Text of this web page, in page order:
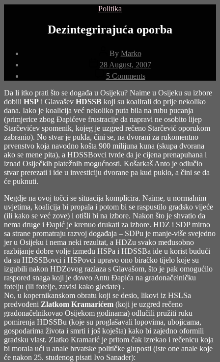
Categories
Politika
Dezintegrirajuća oporba
Post
author
By Marko
Post
date
28 August, 2007
5 Commentson
Dezintegrirajuća
oporba
Da li itko prati što se događa u Osijeku? Naime u Osijeku su izbore
dobili HSP i Glavašev HDSSB koji su koalirali do prije nekoliko
dana. Iako je koalicija već nekoliko puta bila na rubu pucanja
(primjerice zbog Đapićeve frustracije da napravi ne osobito lijep
Starčevićev spomenik, kojeg je uzgred rečeno Starčević oporukom
zabranio). No stvar je pukla, čini se, na dvorani za rukomentno
prvenstvo koja navodno košta 900 milijuna kuna (skupa dvorana
ako se mene pita), a HDSSBovci tvrde da je cijena prenapuhana i
iznad Osiječkih platežnih mogućnosti. Košarkaš Anto je odlučio
stvar prerezati i ide u investiciju dvorane pa kud puklo, a čini se da
će puknuti.
Negdje na ovoj točci se situacija komplicira. Naime, u normalnim
uvjetima, koalicija bi propala i potom bi se raspustilo gradsko vijeće
(ili kako se već zove) i otišli bi na izbore. Nakon što je shvatio da
nema druge i Đapić je krenuo drukati za izbore. HDZ i SDP mirno
sa strane promatraju razvoj događaja – SDPu je manje-više svejedno
jer u Osijeku i nema neki rezultat, a HDZu svako međusobno
razbijanje dobre volje između HSPa i HDSSBa ide u korist budući
da su HDSSBovci i HSPovci upravo ono biračko tijelo koje su
izgubili nakon HDZovog razlaza s Glavašom, što je pak omogućilo
raspored snaga koji je doveo Antu Đapića na gradonačelničku
fotelju (ili fotelje, zavisi kako gledate) .
No, u kopernikanskom obratu koji se desio, likovi iz HSLSa
predvođeni Zlatkom Kramarićem (koji je uzgred rečeno
gradonačelnikovao Osijekom godinama) odlučili pružiti ruku
pomirenja HDSSBu (koje su proglašavali lopovima, ubojicama,
gospodarima života i smrti i još koješta) kako bi zajedno oformili
gradsku vlast. Zlatko Kramarić je pritom čak izrekao i rečenicu koja
bi morala ući u anale hrvatske političke gluposti (iste one anale koje
će nakon 25. studenog pisati Ivo Sanader):